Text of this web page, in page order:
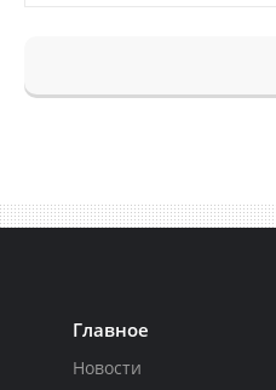
Главное
Новости